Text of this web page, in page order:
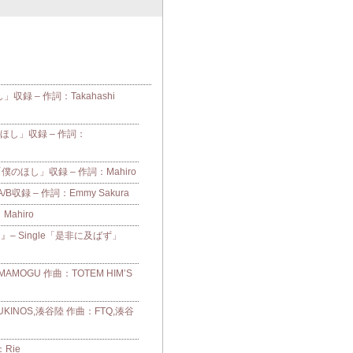
収録 – 作詞：Takahashi
し」収録 – 作詞：
のほし」収録 – 作詞：Mahiro
B収録 – 作詞：Emmy Sakura
Mahiro
– Single「是非に及ばず」
作曲：TOTEM HIM’S
湊谷陸 作曲：FTQ,湊谷
Rie